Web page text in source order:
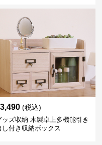
3,490 (税込)
ッズ収納 木製卓上多機能引き
し付き収納ボックス